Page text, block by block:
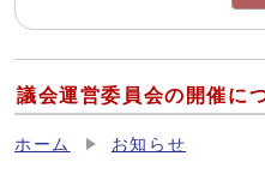
議会運営委員会の開催に
ホーム お知らせ